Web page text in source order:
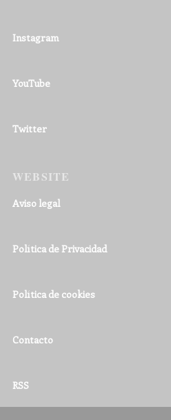
Instagram
YouTube
Twitter
WEBSITE
Aviso legal
Política de Privacidad
Política de cookies
Contacto
RSS